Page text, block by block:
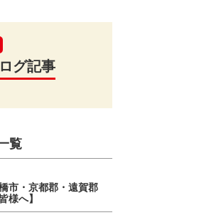
グ記事
覧
市・京都郡・遠賀郡
様へ】